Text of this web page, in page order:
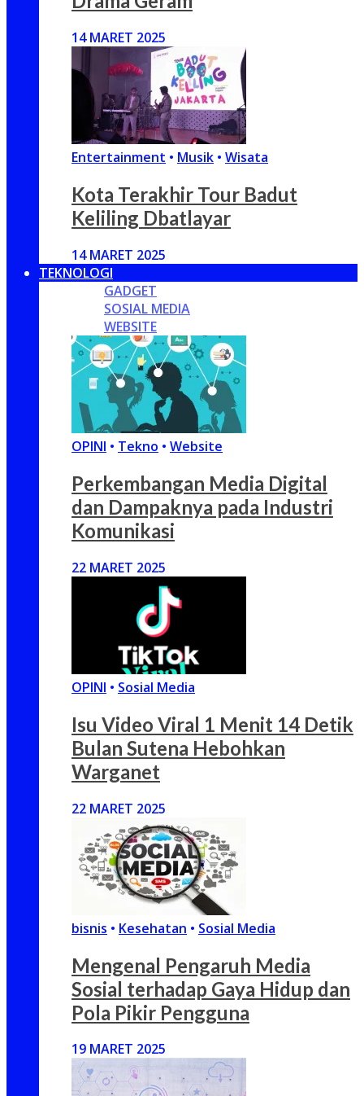
14 MARET 2025
Entertainment • Musik • Wisata
Kota Terakhir Tour Badut
Keliling Dbatlayar
14 MARET 2025
TEKNOLOGI
GADGET
SOSIAL MEDIA
WEBSITE
OPINI • Tekno • Website
Perkembangan Media Digital
dan Dampaknya pada Industri
Komunikasi
22 MARET 2025
OPINI • Sosial Media
Isu Video Viral 1 Menit 14 Detik
Bulan Sutena Hebohkan
Warganet
22 MARET 2025
bisnis • Kesehatan • Sosial Media
Mengenal Pengaruh Media
Sosial terhadap Gaya Hidup dan
Pola Pikir Pengguna
19 MARET 2025